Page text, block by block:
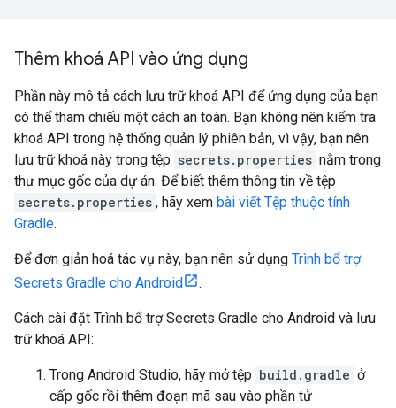
Thêm khoá API vào ứng dụng
Phần này mô tả cách lưu trữ khoá API để ứng dụng của bạn
có thể tham chiếu một cách an toàn. Bạn không nên kiểm tra
khoá API trong hệ thống quản lý phiên bản, vì vậy, bạn nên
lưu trữ khoá này trong tệp secrets.properties nằm trong
thư mục gốc của dự án. Để biết thêm thông tin về tệp
secrets.properties , hãy xem bài viết Tệp thuộc tính
Gradle.
Để đơn giản hoá tác vụ này, bạn nên sử dụng Trình bổ trợ
Secrets Gradle cho Android
.
Cách cài đặt Trình bổ trợ Secrets Gradle cho Android và lưu
trữ khoá API:
Trong Android Studio, hãy mở tệp build.gradle ở
cấp gốc rồi thêm đoạn mã sau vào phần tử